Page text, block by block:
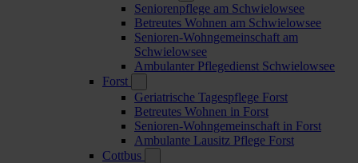
Seniorenpflege am Schwielowsee
Betreutes Wohnen am Schwielowsee
Senioren-Wohngemeinschaft am
Schwielowsee
Ambulanter Pflegedienst Schwielowsee
Forst
Geriatrische Tagespflege Forst
Betreutes Wohnen in Forst
Senioren-Wohngemeinschaft in Forst
Ambulante Lausitz Pflege Forst
Cottbus